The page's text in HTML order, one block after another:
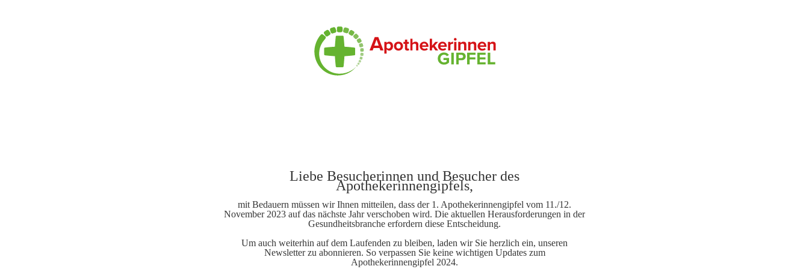
Liebe Besucherinnen und Besucher des
Apothekerinnengipfels,
mit Bedauern müssen wir Ihnen mitteilen, dass der 1. Apothekerinnengipfel vom 11./12.
November 2023 auf das nächste Jahr verschoben wird. Die aktuellen Herausforderungen in der
Gesundheitsbranche erfordern diese Entscheidung.
Um auch weiterhin auf dem Laufenden zu bleiben, laden wir Sie herzlich ein, unseren
Newsletter zu abonnieren. So verpassen Sie keine wichtigen Updates zum
Apothekerinnengipfel 2024.